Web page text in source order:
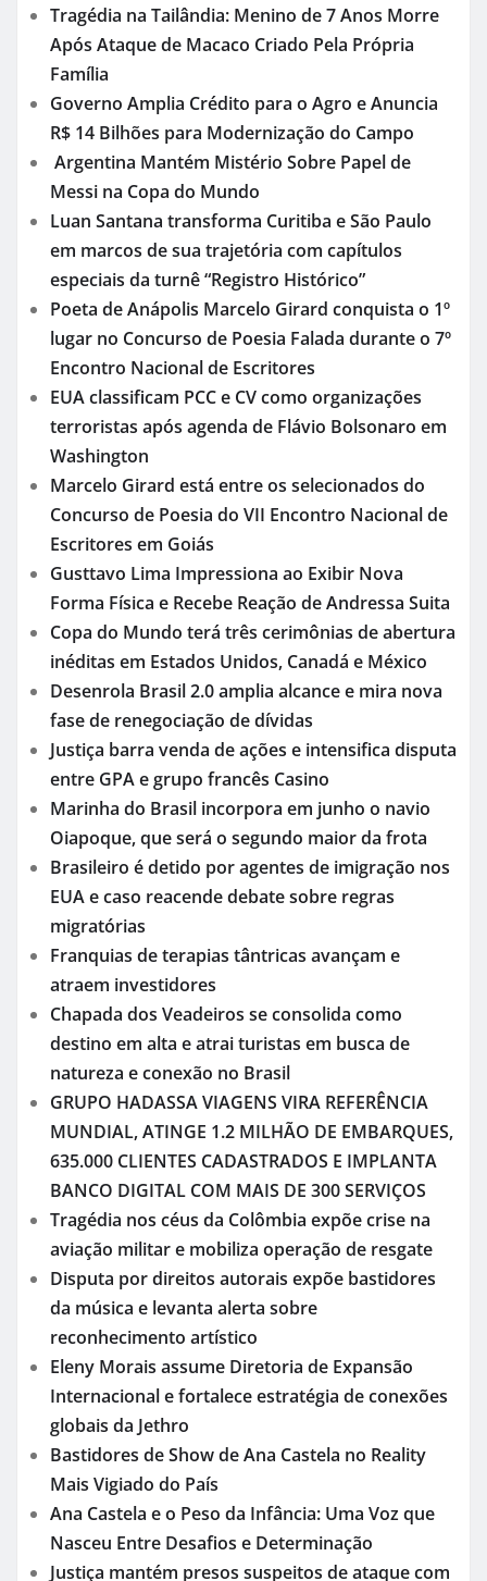
Tragédia na Tailândia: Menino de 7 Anos Morre
Após Ataque de Macaco Criado Pela Própria
Família
Governo Amplia Crédito para o Agro e Anuncia
R$ 14 Bilhões para Modernização do Campo
Argentina Mantém Mistério Sobre Papel de
Messi na Copa do Mundo
Luan Santana transforma Curitiba e São Paulo
em marcos de sua trajetória com capítulos
especiais da turnê “Registro Histórico”
Poeta de Anápolis Marcelo Girard conquista o 1º
lugar no Concurso de Poesia Falada durante o 7º
Encontro Nacional de Escritores
EUA classificam PCC e CV como organizações
terroristas após agenda de Flávio Bolsonaro em
Washington
Marcelo Girard está entre os selecionados do
Concurso de Poesia do VII Encontro Nacional de
Escritores em Goiás
Gusttavo Lima Impressiona ao Exibir Nova
Forma Física e Recebe Reação de Andressa Suita
Copa do Mundo terá três cerimônias de abertura
inéditas em Estados Unidos, Canadá e México
Desenrola Brasil 2.0 amplia alcance e mira nova
fase de renegociação de dívidas
Justiça barra venda de ações e intensifica disputa
entre GPA e grupo francês Casino
Marinha do Brasil incorpora em junho o navio
Oiapoque, que será o segundo maior da frota
Brasileiro é detido por agentes de imigração nos
EUA e caso reacende debate sobre regras
migratórias
Franquias de terapias tântricas avançam e
atraem investidores
Chapada dos Veadeiros se consolida como
destino em alta e atrai turistas em busca de
natureza e conexão no Brasil
GRUPO HADASSA VIAGENS VIRA REFERÊNCIA
MUNDIAL, ATINGE 1.2 MILHÃO DE EMBARQUES,
635.000 CLIENTES CADASTRADOS E IMPLANTA
BANCO DIGITAL COM MAIS DE 300 SERVIÇOS
Tragédia nos céus da Colômbia expõe crise na
aviação militar e mobiliza operação de resgate
Disputa por direitos autorais expõe bastidores
da música e levanta alerta sobre
reconhecimento artístico
Eleny Morais assume Diretoria de Expansão
Internacional e fortalece estratégia de conexões
globais da Jethro
Bastidores de Show de Ana Castela no Reality
Mais Vigiado do País
Ana Castela e o Peso da Infância: Uma Voz que
Nasceu Entre Desafios e Determinação
Justiça mantém presos suspeitos de ataque com